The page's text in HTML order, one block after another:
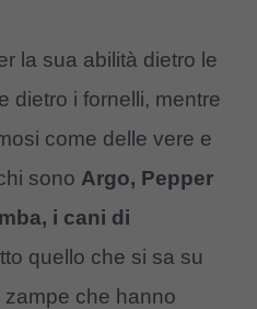
la sua abilità dietro le
dietro i fornelli, mentre
come delle vere e
sono Argo, Pepper
i cani di
quello che si sa su
che hanno